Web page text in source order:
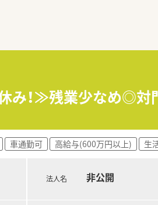
み！≫残業少なめ◎
車通勤可 高給与(600万円以上) 生
法人名 非公開